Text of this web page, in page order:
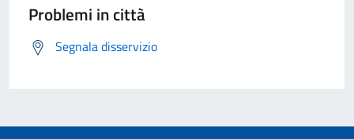
Problemi in città
Segnala disservizio